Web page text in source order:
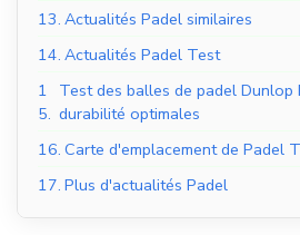
13. Actualités Padel similaires
14. Actualités Padel Test
1
5.
Test des balles de padel Dunlop
durabilité optimales
16. Carte d'emplacement de Padel
17. Plus d'actualités Padel